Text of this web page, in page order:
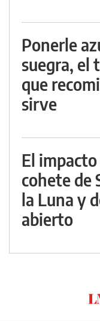
Ponerle
suegra, el
que
sirve
El
cohete de
la Luna y
abierto